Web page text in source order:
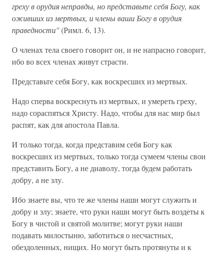
греху в орудия неправды, но представьте себя Богу, как
оживших из мертвых, и члены ваши Богу в орудия
праведности"(Римл. 6, 13).
О членах тела своего говорит он, и не напрасно говорит,
ибо во всех членах живут страсти.
Представьте себя Богу, как воскресших из мертвых.
Надо сперва воскреснуть из мертвых, и умереть греху,
надо сораспяться Христу. Надо, чтобы для нас мир был
распят, как для апостола Павла.
И только тогда, когда представим себя Богу как
воскресших из мертвых, только тогда сумеем члены свои
представить Богу, а не диаволу, тогда будем работать
добру, а не злу.
Ибо знаете вы, что те же члены наши могут служить и
добру и злу; знаете, что руки наши могут быть воздеты к
Богу в чистой и святой молитве; могут руки наши
подавать милостыню, заботиться о несчастных,
обездоленных, нищих. Но могут быть протянуты и к